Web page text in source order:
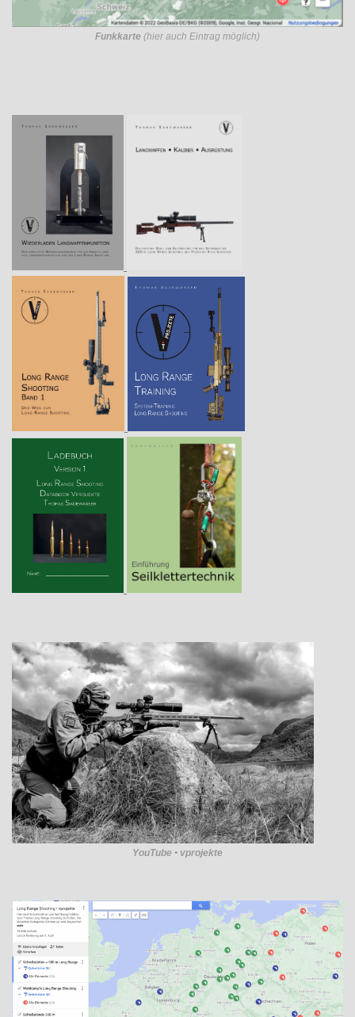
Funkkarte (hier auch Eintrag möglich)
YouTube • vprojekte